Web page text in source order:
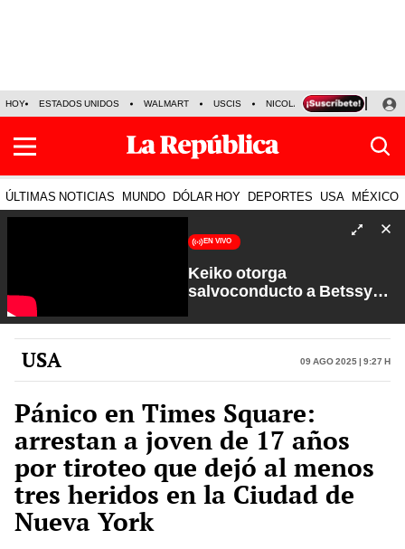
HOY ESTADOS UNIDOS WALMART USCIS NICOLÁS MADURO P-8
ÚLTIMAS NOTICIAS MUNDO DÓLAR HOY DEPORTES USA MÉXICO
EN VIVO
Keiko otorga
salvoconducto a Betssy
Petroperú | Sin Guion con
Rosa María Palacios
USA 09 Ago 2025 | 9:27 h
Pánico en Times Square:
arrestan a joven de 17 años
por tiroteo que dejó al menos
tres heridos en la Ciudad de
Nueva York